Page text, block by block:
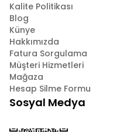
Kalite Politikası
Blog
Künye
Hakkımızda
Fatura Sorgulama
Müşteri Hizmetleri
Mağaza
Hesap Silme Formu
Sosyal Medya